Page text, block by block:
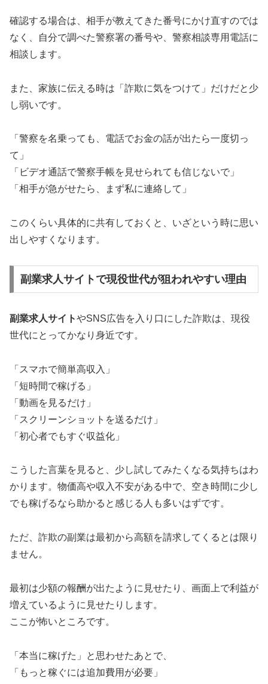
確認する場合は、相手が教えてきた番号にかけ直すのでは
なく、自分で調べた警察署の番号や、警察相談専用電話に
相談します。
また、家族に伝える時は「詐欺に気をつけて」だけだと少
し弱いです。
「警察を名乗っても、電話でお金の話が出たら一度切っ
て」
「ビデオ通話で警察手帳を見せられても信じないで」
「相手が急がせたら、まず私に連絡して」
このくらい具体的に共有しておくと、いざという時に思い
出しやすくなります。
副業求人サイトで現役世代が狙われやすい理由
副業求人サイトやSNS広告を入り口にした詐欺は、現役
世代にとってかなり身近です。
「スマホで簡単高収入」
「短時間で稼げる」
「動画を見るだけ」
「スクリーンショットを送るだけ」
「初心者でもすぐ収益化」
こうした言葉を見ると、少し試してみたくなる気持ちはわ
かります。物価高や収入不安がある中で、空き時間に少し
でも稼げるなら助かると感じる人も多いはずです。
ただ、詐欺の副業は最初から高額を請求してくるとは限り
ません。
最初は少額の報酬が出たように見せたり、画面上で利益が
増えているように見せたりします。
ここが怖いところです。
「本当に稼げた」と思わせたあとで、
「もっと稼ぐには追加費用が必要」